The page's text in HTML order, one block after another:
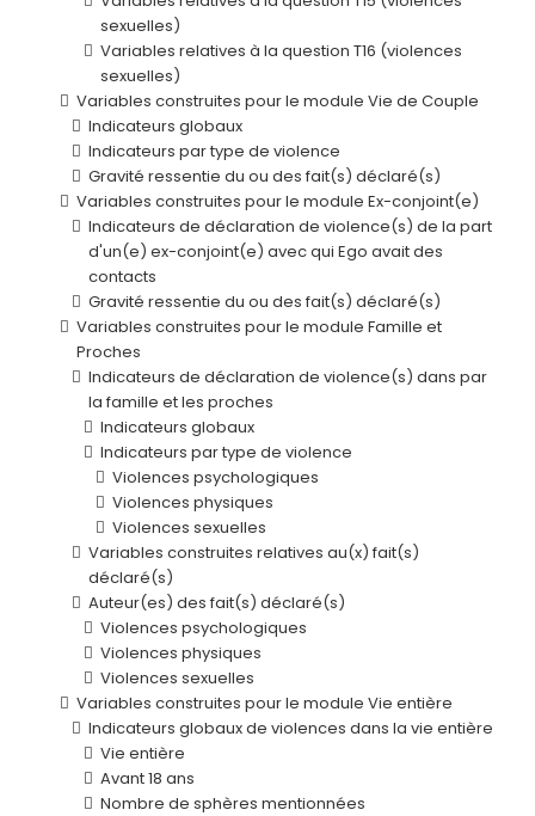
sexuelles)
Variables relatives à la question T16 (violences
sexuelles)
Variables construites pour le module Vie de Couple
Indicateurs globaux
Indicateurs par type de violence
Gravité ressentie du ou des fait(s) déclaré(s)
Variables construites pour le module Ex-conjoint(e)
Indicateurs de déclaration de violence(s) de la part
d'un(e) ex-conjoint(e) avec qui Ego avait des
contacts
Gravité ressentie du ou des fait(s) déclaré(s)
Variables construites pour le module Famille et
Proches
Indicateurs de déclaration de violence(s) dans par
la famille et les proches
Indicateurs globaux
Indicateurs par type de violence
Violences psychologiques
Violences physiques
Violences sexuelles
Variables construites relatives au(x) fait(s)
déclaré(s)
Auteur(es) des fait(s) déclaré(s)
Violences psychologiques
Violences physiques
Violences sexuelles
Variables construites pour le module Vie entière
Indicateurs globaux de violences dans la vie entière
Vie entière
Avant 18 ans
Nombre de sphères mentionnées